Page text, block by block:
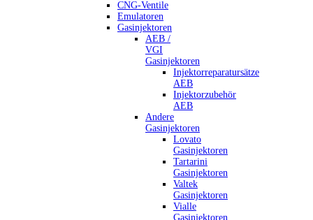
CNG-Ventile
Emulatoren
Gasinjektoren
AEB /
VGI
Gasinjektoren
Injektorreparatursätze
AEB
Injektorzubehör
AEB
Andere
Gasinjektoren
Lovato
Gasinjektoren
Tartarini
Gasinjektoren
Valtek
Gasinjektoren
Vialle
Gasinjektoren